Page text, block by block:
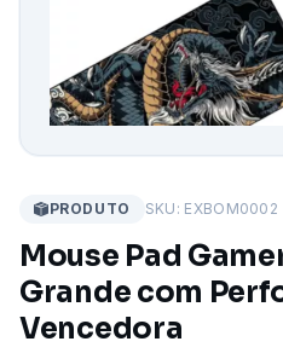
PRODUTO SKU: EXBOM0002
Mouse Pad
Grande com
Vencedora